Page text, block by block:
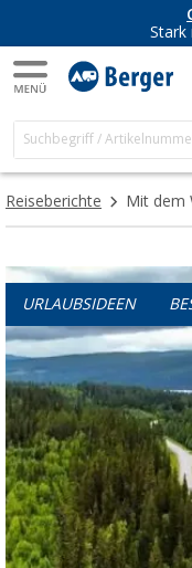
Stark
Reiseberichte Mit dem
URLAUBSIDEEN